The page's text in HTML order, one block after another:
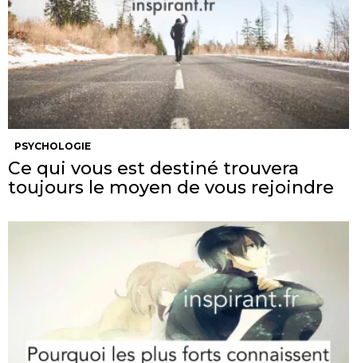
PSYCHOLOGIE
Ce qui vous est destiné trouvera
toujours le moyen de vous rejoindre